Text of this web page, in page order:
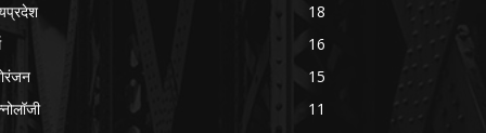
18
16
15
11